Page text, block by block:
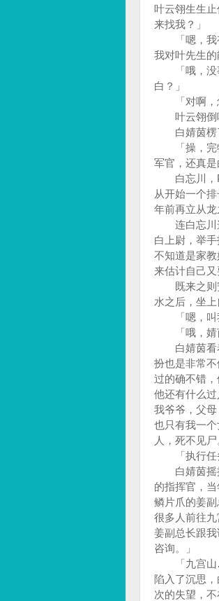
叶云翎生生
来找我？」
「嗯，我有
我对叶先生
「哦，没
白？」
「对啊，怎
叶云翎倒
白婧茵楞了
「操，完犊
军官，还真
白忘川，
从开始一个
年前再立从龙
连白忘川这
白上尉，举
不知道是家
来估计自己又
既来之则安
水之后，坐
「嗯，叫我
「哦，婧茵
白婧茵看着
扮也是非常
过的确不错
他还有什么
我爷爷，父
也只有我一
人，死不见尸
「执行任务
白婧茵摇摇
的指挥官，
鳞片爪的姜
很多人前往
姜副总长跟
咨询。」
「九宫山
陷入了沉思
次的失望，